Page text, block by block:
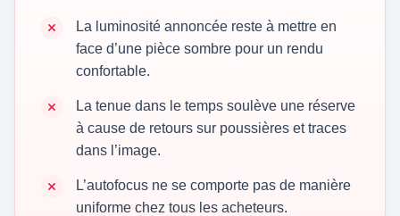
La luminosité annoncée reste à mettre en
face d’une pièce sombre pour un rendu
confortable.
La tenue dans le temps soulève une réserve
à cause de retours sur poussières et traces
dans l’image.
L’autofocus ne se comporte pas de manière
uniforme chez tous les acheteurs.